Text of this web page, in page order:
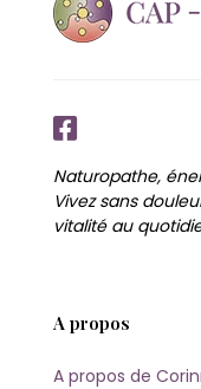
Naturopathe,
Vivez sans
vitalité au
A propos
A propos de